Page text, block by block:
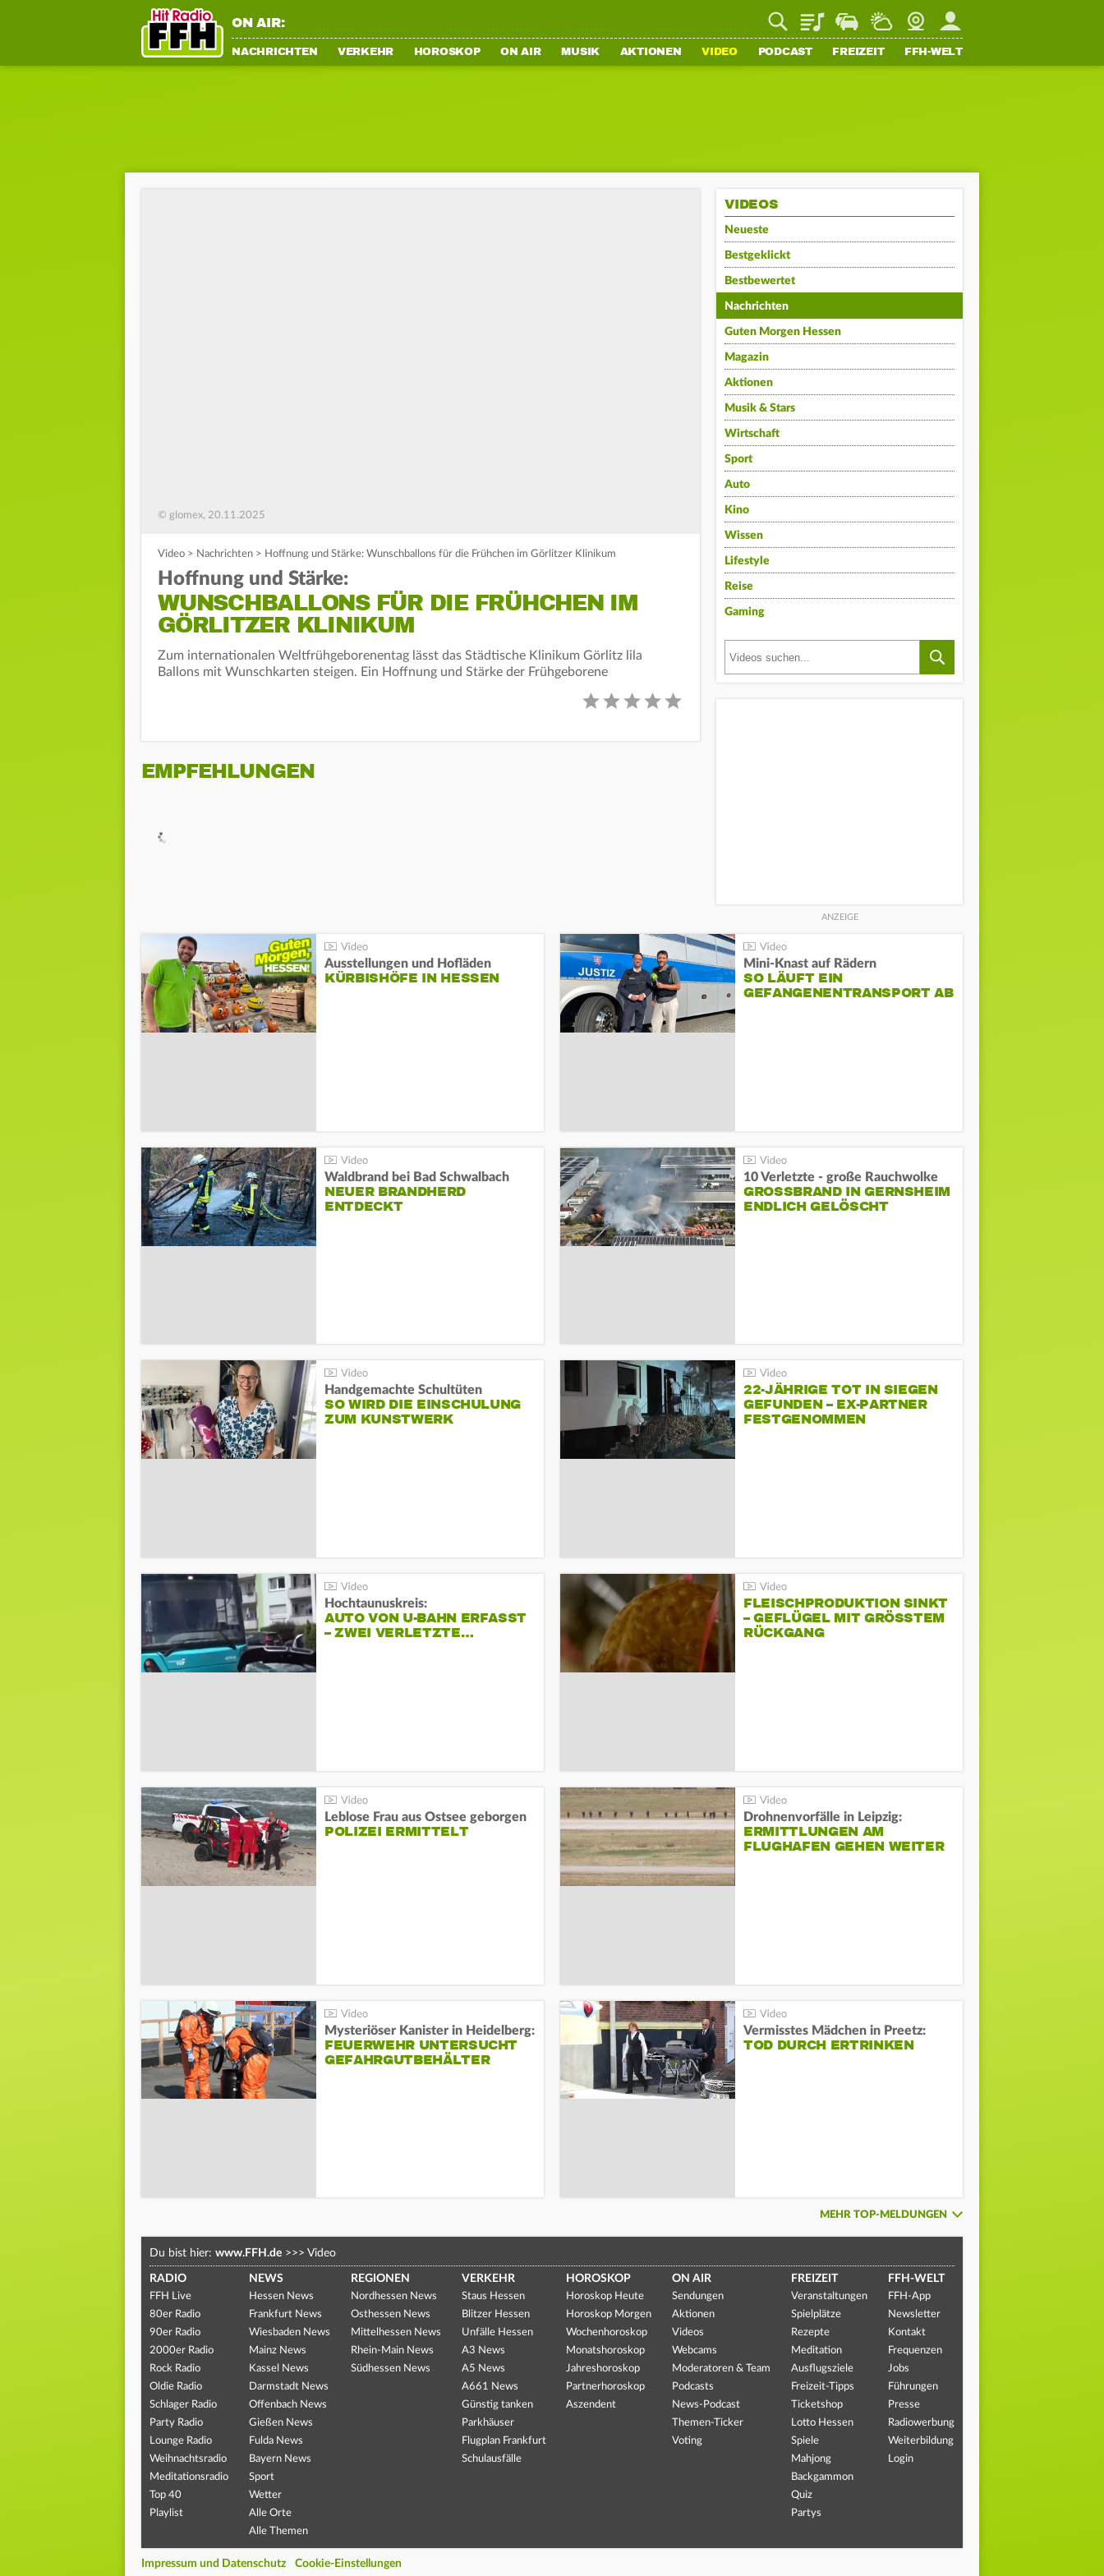
ON AIR: PlaylistStaupilotWetterWebcamMein FFH
NACHRICHTEN VERKEHR HOROSKOP ON AIR MUSIK AKTIONEN VIDEO PODCAST FREIZEIT FFH-WELT
© glomex, 20.11.2025
Video > Nachrichten > Hoffnung und Stärke: Wunschballons für die Frühchen im Görlitzer Klinikum
Hoffnung und Stärke:
WUNSCHBALLONS FÜR DIE FRÜHCHEN IM
GÖRLITZER KLINIKUM
Zum internationalen Weltfrühgeborenentag lässt das Städtische Klinikum Görlitz lila
Ballons mit Wunschkarten steigen. Ein Hoffnung und Stärke der Frühgeborene
EMPFEHLUNGEN
VIDEOS
Neueste
Bestgeklickt
Bestbewertet
Nachrichten
Guten Morgen Hessen
Magazin
Aktionen
Musik & Stars
Wirtschaft
Sport
Auto
Kino
Wissen
Lifestyle
Reise
Gaming
Ausstellungen und Hofläden
KÜRBISHÖFE IN HESSEN
Mini-Knast auf Rädern
SO LÄUFT EIN
GEFANGENENTRANSPORT AB
Waldbrand bei Bad Schwalbach
NEUER BRANDHERD
ENTDECKT
10 Verletzte - große Rauchwolke
GROSSBRAND IN GERNSHEIM E
NDLICH GELÖSCHT
Handgemachte Schultüten
SO WIRD DIE EINSCHULUNG
ZUM KUNSTWERK
22-JÄHRIGE TOT IN SIEGEN
GEFUNDEN – EX-PARTNER
FESTGENOMMEN
Hochtaunuskreis:
AUTO VON U-BAHN ERFASST
– ZWEI VERLETZTE…
FLEISCHPRODUKTION SINKT
– GEFLÜGEL MIT GRÖSSTEM R
ÜCKGANG
Leblose Frau aus Ostsee geborgen
POLIZEI ERMITTELT
Drohnenvorfälle in Leipzig:
ERMITTLUNGEN AM
FLUGHAFEN GEHEN WEITER
Mysteriöser Kanister in Heidelberg:
FEUERWEHR UNTERSUCHT
GEFAHRGUTBEHÄLTER
Vermisstes Mädchen in Preetz:
TOD DURCH ERTRINKEN
MEHR TOP-MELDUNGEN
Du bist hier: www.FFH.de >>> Video
RADIO
FFH Live
80er Radio
90er Radio
2000er Radio
Rock Radio
Oldie Radio
Schlager Radio
Party Radio
Lounge Radio
Weihnachtsradio
Meditationsradio
Top 40
Playlist
NEWS
Hessen News
Frankfurt News
Wiesbaden News
Mainz News
Kassel News
Darmstadt News
Offenbach News
Gießen News
Fulda News
Bayern News
Sport
Wetter
Alle Orte
Alle Themen
REGIONEN
Nordhessen News
Osthessen News
Mittelhessen News
Rhein-Main News
Südhessen News
VERKEHR
Staus Hessen
Blitzer Hessen
Unfälle Hessen
A3 News
A5 News
A661 News
Günstig tanken
Parkhäuser
Flugplan Frankfurt
Schulausfälle
HOROSKOP
Horoskop Heute
Horoskop Morgen
Wochenhoroskop
Monatshoroskop
Jahreshoroskop
Partnerhoroskop
Aszendent
ON AIR
Sendungen
Aktionen
Videos
Webcams
Moderatoren & Team
Podcasts
News-Podcast
Themen-Ticker
Voting
FREIZEIT
Veranstaltungen
Spielplätze
Rezepte
Meditation
Ausflugsziele
Freizeit-Tipps
Ticketshop
Lotto Hessen
Spiele
Mahjong
Backgammon
Quiz
Partys
FFH-WELT
FFH-App
Newsletter
Kontakt
Frequenzen
Jobs
Führungen
Presse
Radiowerbung
Weiterbildung
Login
Impressum und Datenschutz Cookie-Einstellungen